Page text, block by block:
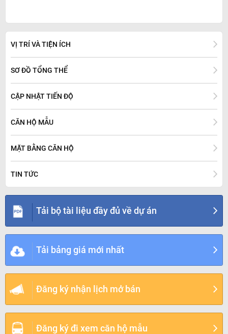
VỊ TRÍ VÀ TIỆN ÍCH
SƠ ĐỒ TỔNG THỂ
CẬP NHẬT TIẾN ĐỘ
CĂN HỘ MẪU
MẶT BẰNG CĂN HỘ
TIN TỨC
Tải bộ tài liệu đầy đủ về dự án
Tải bảng giá mới nhất
Đăng ký nhận lịch mở bán
Đăng ký đi xem căn hộ mẫu